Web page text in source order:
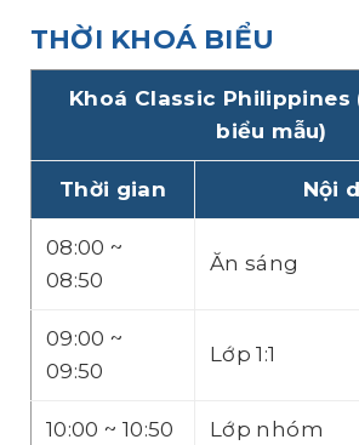
THỜI KHOÁ BIỂU
Khoá Classic
biểu mẫu)
Thời gian Nội
08:00 ~
08:50
Ăn sáng
09:00 ~
09:50
Lớp 1:1
10:00 ~ 10:50 Lớp nhóm